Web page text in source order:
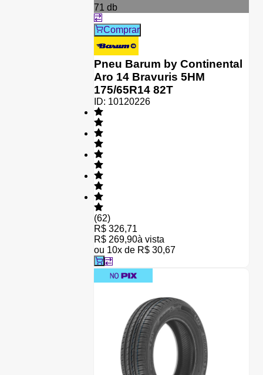
71 db
Comprar
Pneu Barum by Continental
Aro 14 Bravuris 5HM
175/65R14 82T
ID: 10120226
(62)
R$ 326,71
R$ 269,90à vista
ou 10x de R$ 30,67